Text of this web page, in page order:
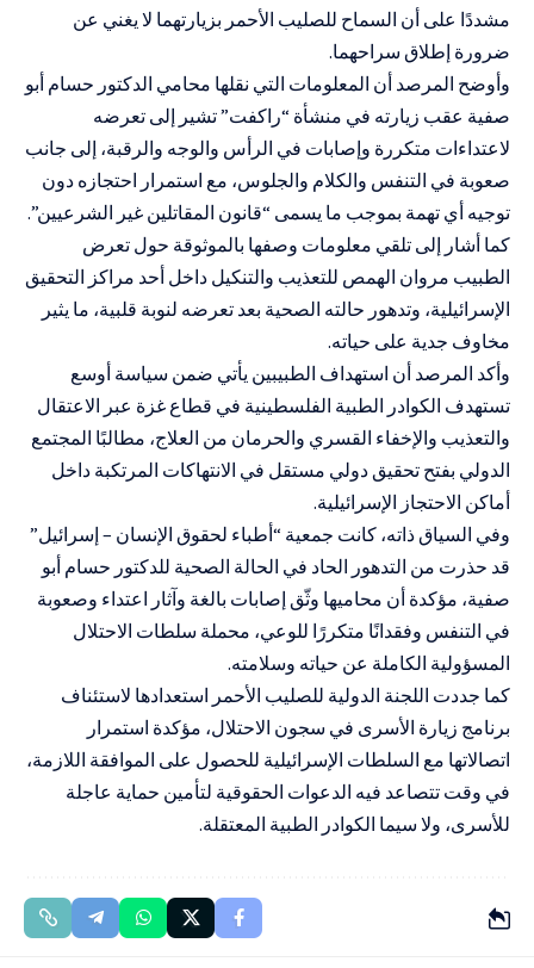
مشددًا على أن السماح للصليب الأحمر بزيارتهما لا يغني عن
ضرورة إطلاق سراحهما.
وأوضح المرصد أن المعلومات التي نقلها محامي الدكتور حسام أبو
صفية عقب زيارته في منشأة “راكفت” تشير إلى تعرضه
لاعتداءات متكررة وإصابات في الرأس والوجه والرقبة، إلى جانب
صعوبة في التنفس والكلام والجلوس، مع استمرار احتجازه دون
توجيه أي تهمة بموجب ما يسمى “قانون المقاتلين غير الشرعيين”.
كما أشار إلى تلقي معلومات وصفها بالموثوقة حول تعرض
الطبيب مروان الهمص للتعذيب والتنكيل داخل أحد مراكز التحقيق
الإسرائيلية، وتدهور حالته الصحية بعد تعرضه لنوبة قلبية، ما يثير
مخاوف جدية على حياته.
وأكد المرصد أن استهداف الطبيبين يأتي ضمن سياسة أوسع
تستهدف الكوادر الطبية الفلسطينية في قطاع غزة عبر الاعتقال
والتعذيب والإخفاء القسري والحرمان من العلاج، مطالبًا المجتمع
الدولي بفتح تحقيق دولي مستقل في الانتهاكات المرتكبة داخل
أماكن الاحتجاز الإسرائيلية.
وفي السياق ذاته، كانت جمعية “أطباء لحقوق الإنسان – إسرائيل”
قد حذرت من التدهور الحاد في الحالة الصحية للدكتور حسام أبو
صفية، مؤكدة أن محاميها وثّق إصابات بالغة وآثار اعتداء وصعوبة
في التنفس وفقدانًا متكررًا للوعي، محملة سلطات الاحتلال
المسؤولية الكاملة عن حياته وسلامته.
كما جددت اللجنة الدولية للصليب الأحمر استعدادها لاستئناف
برنامج زيارة الأسرى في سجون الاحتلال، مؤكدة استمرار
اتصالاتها مع السلطات الإسرائيلية للحصول على الموافقة اللازمة،
في وقت تتصاعد فيه الدعوات الحقوقية لتأمين حماية عاجلة
للأسرى، ولا سيما الكوادر الطبية المعتقلة.